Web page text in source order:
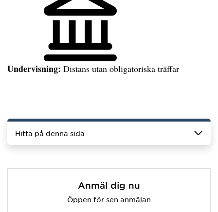
Undervisning: Distans utan obligatoriska träffar
Hitta på denna sida
Anmäl dig nu
Öppen för sen anmälan